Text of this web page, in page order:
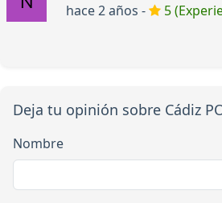
hace 2 años -
5
Deja tu opinión sobre Cádiz
Nombre